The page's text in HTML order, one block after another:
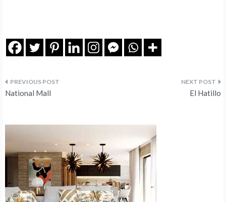
Navegação
artigos
National Mall El Hatillo